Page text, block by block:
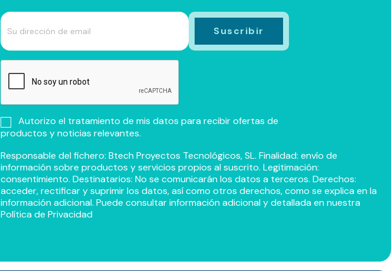
Autorizo el tratamiento de mis datos para recibir ofertas de
productos y noticias relevantes.
Responsable del fichero: Btech Proyectos Tecnológicos, SL. Finalidad: envío de
información sobre productos y servicios propios al suscrito. Legitimación:
consentimiento. Destinatarios: No se comunicarán los datos a terceros. Derechos:
acceder, rectificar y suprimir los datos, así como otros derechos, como se explica en la
información adicional. Puede consultar información adicional y detallada en nuestra
Política de Privacidad